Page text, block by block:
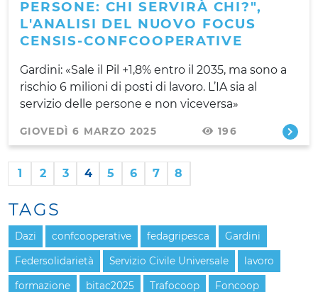
PERSONE: CHI SERVIRÀ CHI?",
L'ANALISI DEL NUOVO FOCUS
CENSIS-CONFCOOPERATIVE
Gardini: «Sale il Pil +1,8% entro il 2035, ma sono a
rischio 6 milioni di posti di lavoro. L’IA sia al
servizio delle persone e non viceversa»
GIOVEDÌ 6 MARZO 2025 196
1 2 3 4 5 6 7 8
TAGS
Dazi confcooperative fedagripesca Gardini
Federsolidarietà Servizio Civile Universale lavoro
formazione bitac2025 Trafocoop Foncoop